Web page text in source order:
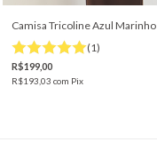
Camisa Tricoline Azul Marinho
(1)
R$199,00
R$193,03 com Pix